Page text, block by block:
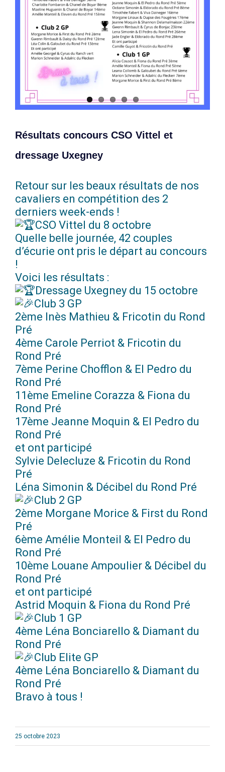
Résultats concours CSO Vittel et
dressage Uxegney
Retour sur les beaux résultats de nos
cavaliers en compétition des 2
derniers week-ends !
CSO Vittel du 8 octobre
Quelle belle journée, 42 couples
d’écurie ont pris le départ au concours
!
Voici les résultats :
Dressage Uxegney du 15 octobre
Club 3 GP
2ème Inès Mathieu & Fricotin du Rond
Pré
4ème Carole Perriot & Fricotin du
Rond Pré
7ème Perine Chofflon & El Pedro du
Rond Pré
11ème Emeline Corazza & Fiona du
Rond Pré
17ème Jeanne Moquin & El Pedro du
Rond Pré
et ont participé
Sylvie Delecluze & Fricotin du Rond
Pré
Léna Simonin & Décibel du Rond Pré
Club 2 GP
2ème Morgane Morice & First du Rond
Pré
6ème Amélie Monteil & El Pedro du
Rond Pré
10ème Louane Ampoulier & Décibel du
Rond Pré
et ont participé
Astrid Moquin & Fiona du Rond Pré
Club 1 GP
4ème Léna Bonciarello & Diamant du
Rond Pré
Club Elite GP
4ème Léna Bonciarello & Diamant du
Rond Pré
Bravo à tous !
25 octobre 2023